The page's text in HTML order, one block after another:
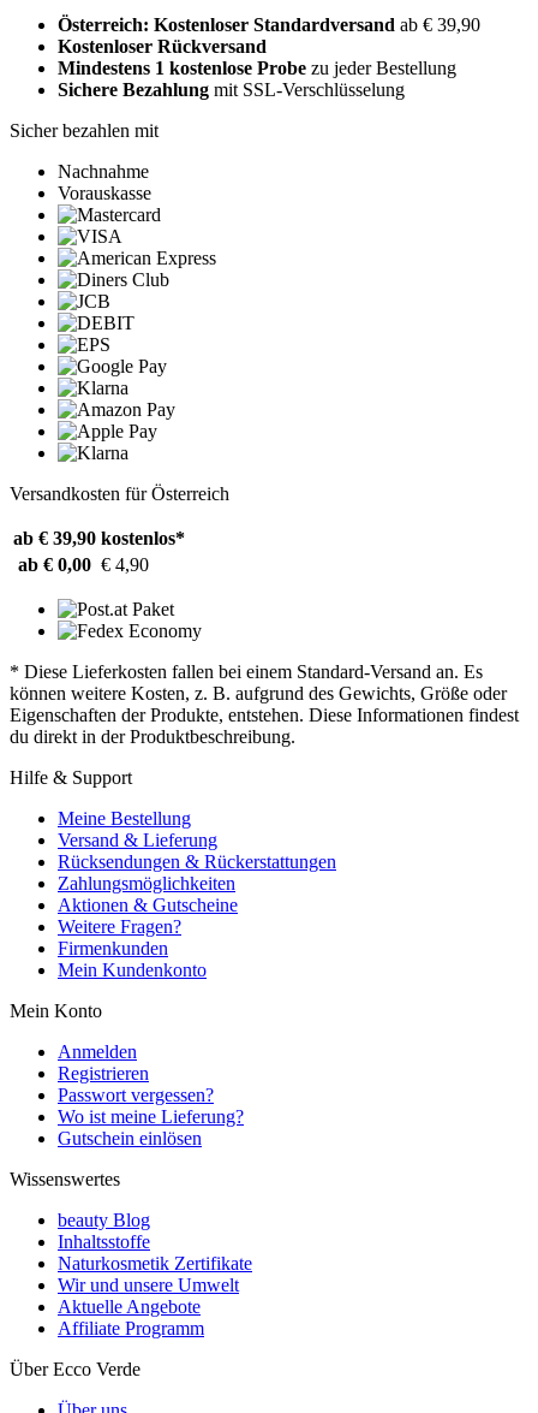
Österreich: Kostenloser Standardversand ab € 39,90
Kostenloser Rückversand
Mindestens 1 kostenlose Probe zu jeder Bestellung
Sichere Bezahlung mit SSL-Verschlüsselung
Sicher bezahlen mit
Nachnahme
Vorauskasse
Versandkosten für Österreich
ab € 39,90 kostenlos*
ab € 0,00 € 4,90
* Diese Lieferkosten fallen bei einem Standard-Versand an. Es
können weitere Kosten, z. B. aufgrund des Gewichts, Größe oder
Eigenschaften der Produkte, entstehen. Diese Informationen findest
du direkt in der Produktbeschreibung.
Hilfe & Support
Meine Bestellung
Versand & Lieferung
Rücksendungen & Rückerstattungen
Zahlungsmöglichkeiten
Aktionen & Gutscheine
Weitere Fragen?
Firmenkunden
Mein Kundenkonto
Mein Konto
Anmelden
Registrieren
Passwort vergessen?
Wo ist meine Lieferung?
Gutschein einlösen
Wissenswertes
beauty Blog
Inhaltsstoffe
Naturkosmetik Zertifikate
Wir und unsere Umwelt
Aktuelle Angebote
Affiliate Programm
Über Ecco Verde